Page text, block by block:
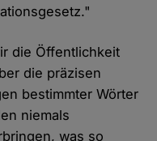
die Öffentlichkeit
die präzisen
bestimmter Wörter
niemals
was so